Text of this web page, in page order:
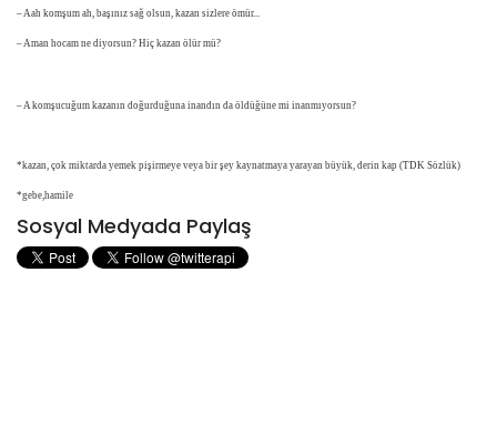
– Aah komşum ah, başınız sağ olsun, kazan sizlere ömür...
– Aman hocam ne diyorsun? Hiç kazan ölür mü?
– A komşucuğum kazanın doğurduğuna inandın da öldüğüne mi inanmıyorsun?
*kazan, çok miktarda yemek pişirmeye veya bir şey kaynatmaya yarayan büyük, derin kap (TDK Sözlük)
*gebe,hamile
Sosyal Medyada Paylaş